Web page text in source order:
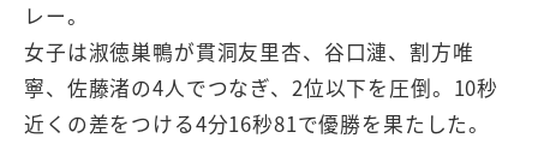
レー。
女子は淑徳巣鴨が貫洞友里杏、谷口漣、割方唯
寧、佐藤渚の4人でつなぎ、2位以下を圧倒。10秒
近くの差をつける4分16秒81で優勝を果たした。